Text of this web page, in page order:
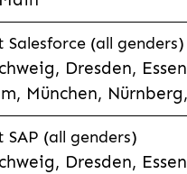
Salesforce (all genders)
Dresden,
München,
SAP (all genders)
Dresden,